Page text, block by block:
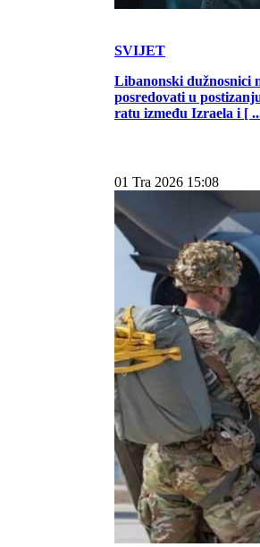
SVIJET
Libanonski dužnosnici
posredovati u
ratu između Izraela i [
01 Tra 2026 15:08